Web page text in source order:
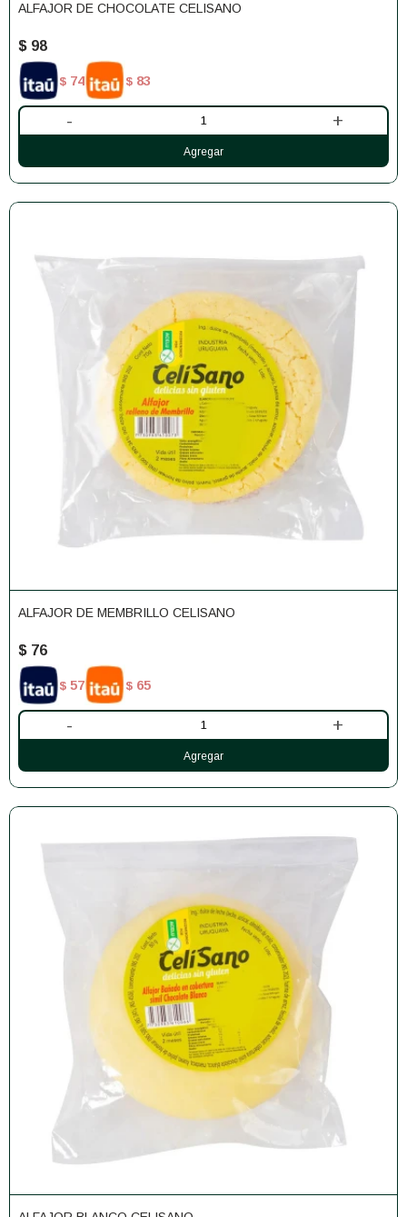
ALFAJOR DE CHOCOLATE CELISANO
$ 98
$ 74 $ 83
- +
ALFAJOR DE MEMBRILLO CELISANO
$ 76
$ 57 $ 65
- +